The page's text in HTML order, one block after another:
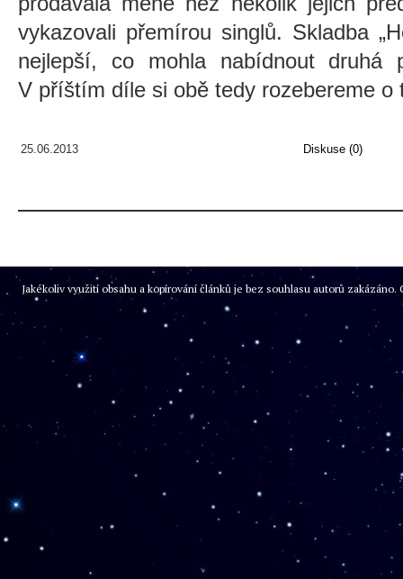
vykazovali přemírou singlů. Skladba
nejlepší, co mohla nabídnout druhá
V příštím díle si obě tedy rozebereme o
25.06.2013 Diskuse (0)
Jakékoliv využití obsahu a kopírování článků je bez souhlasu autorů